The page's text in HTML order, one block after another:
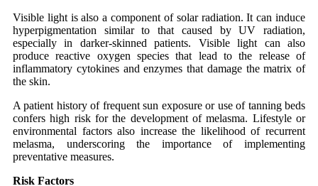
Visible light is also a component of solar radiation. It can induce
hyperpigmentation similar to that caused by UV radiation,
especially in darker-skinned patients. Visible light can also
produce reactive oxygen species that lead to the release of
inflammatory cytokines and enzymes that damage the matrix of
the skin.
A patient history of frequent sun exposure or use of tanning beds
confers high risk for the development of melasma. Lifestyle or
environmental factors also increase the likelihood of recurrent
melasma, underscoring the importance of implementing
preventative measures.
Risk Factors